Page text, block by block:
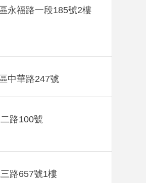
永福路一段185號2樓
中華路247號
路100號
路657號1樓